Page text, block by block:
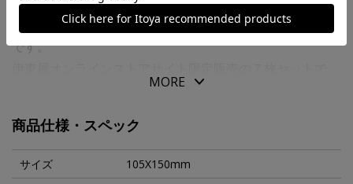
と１９８０年に作り始められたポストカードのブランド名
です。
えてみませんか？
カードセットは専用封筒にお入れします。
MORE
商品仕様・スペック
サイズ
105X150mm